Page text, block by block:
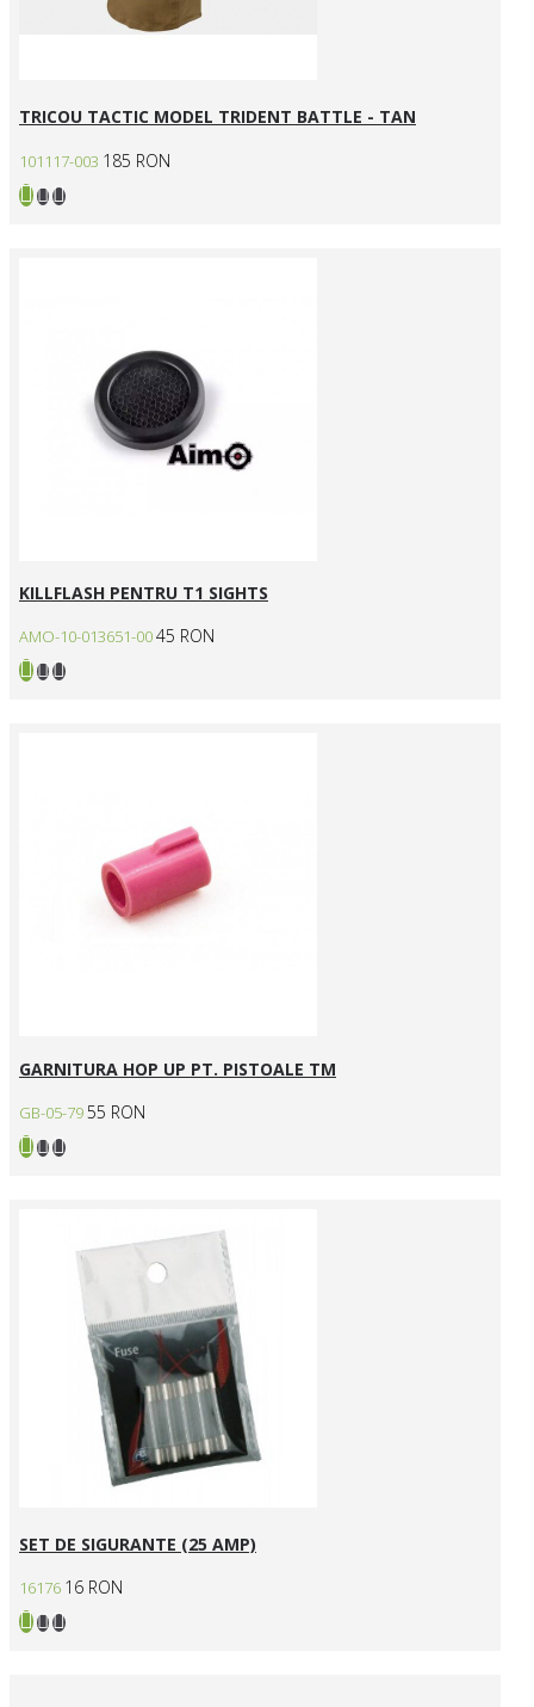
TRICOU TACTIC MODEL TRIDENT BATTLE - TAN
101117-003 185 RON
KILLFLASH PENTRU T1 SIGHTS
AMO-10-013651-0045 RON
GARNITURA HOP UP PT. PISTOALE TM
GB-05-7955 RON
SET DE SIGURANTE (25 AMP)
16176 16 RON